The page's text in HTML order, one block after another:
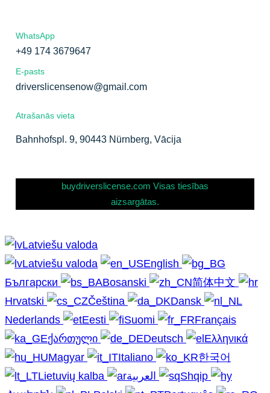
WhatsApp
+49 174 3679647
E-pasts
driverslicensenow@gmail.com
Atrašanās vieta
Bahnhofspl. 9, 90443 Nürnberg, Vācija
buydriverslicense.com Visas tiesības
aizsargātas.
Latviešu valoda
Latviešu valoda
English
Български
Bosanski
简体中文
Hrvatski
Čeština
Dansk
Nederlands
Eesti Suomi
Français
ქართული
Deutsch
Ελληνικά
Magyar
Italiano
한국어
Lietuvių kalba
Shqip